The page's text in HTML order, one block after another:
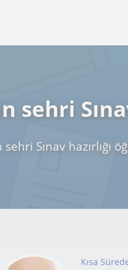
sehri
sehri Sınav
Kısa